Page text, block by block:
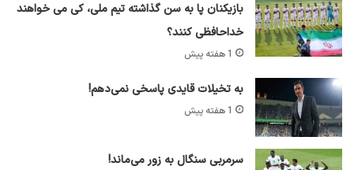
بازیکنان پا به سن گذاشته تیم ملی، کی می خواهند
خداحافظی کنند؟
1 هفته پیش
به تخیلات قایدی پاسخی نمی‌دهم!
1 هفته پیش
سرمربی سنگال به زور می‌ماند!